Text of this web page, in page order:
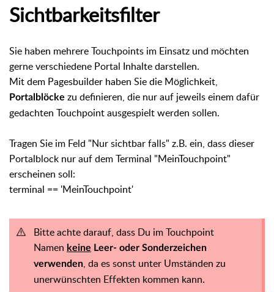
Sichtbarkeitsfilter
Sie haben mehrere Touchpoints im Einsatz und möchten
gerne verschiedene Portal Inhalte darstellen.
Mit dem Pagesbuilder haben Sie die Möglichkeit,
Portalblöcke zu definieren, die nur auf jeweils einem dafür
gedachten Touchpoint ausgespielt werden sollen.
Tragen Sie im Feld "Nur sichtbar falls" z.B. ein, dass dieser
Portalblock nur auf dem Terminal "MeinTouchpoint"
erscheinen soll:
terminal == 'MeinTouchpoint'
Bitte achte darauf, dass Du im Touchpoint
Namen keine Leer- oder Sonderzeichen
verwenden, da es sonst unter Umständen zu
unerwünschten Effekten kommen kann.